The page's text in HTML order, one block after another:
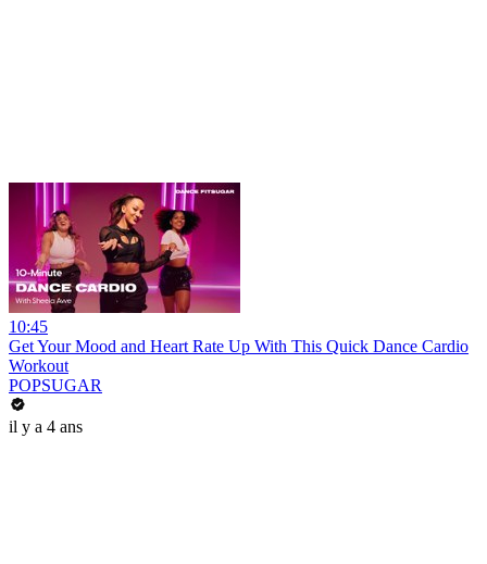
10:45
Get Your Mood and Heart Rate Up With This Quick Dance Cardio
Workout
POPSUGAR
il y a 4 ans